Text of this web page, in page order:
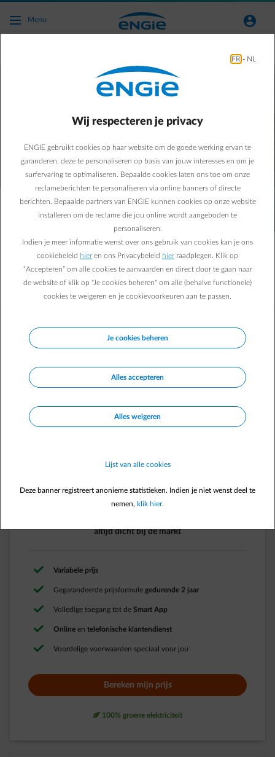
Ga naar de hoofdinhoud
Menu normal-account-circle
je ENGIE voordeel
Als werknemer van Knauf vinden we het belangrijk
dat je optimaal van je woningcomfort geniet.
Daarom kan je via dit platform een energiecontract
afsluiten met onzebeste promoties van ENGIE
Hou je Knauf kortingscode bij de handom toegang
te krijgen tot je voordelen!
Energie
altijd dicht bij de markt
Variabele prijs
Gegarandeerde prijsformule gedurende 2 jaar
Volledige toegang tot de Smart App​
Online en telefonische klantendienst
Voordelige voorwaarden speciaal voor jou
Bereken mijn prijs
leaf 100% groene elektriciteit
FR - NL
Wij respecteren je privacy
ENGIE gebruikt cookies op haar website om de goede werking ervan te
garanderen, deze te personaliseren op basis van jouw interesses en om je
surfervaring te optimaliseren. Bepaalde cookies laten ons toe om onze
reclameberichten te personaliseren via online banners of directe
berichten. Bepaalde partners van ENGIE kunnen cookies op onze website
installeren om de reclame die jou online wordt aangeboden te
personaliseren.
Indien je meer informatie wenst over ons gebruik van cookies kan je ons
cookiebeleid hier en ons Privacybeleid hier raadplegen. Klik op
“Accepteren” om alle cookies te aanvaarden en direct door te gaan naar
de website of klik op "Je cookies beheren" om alle (behalve functionele)
cookies te weigeren en je cookievoorkeuren aan te passen.
Je cookies beheren
Alles accepteren
Alles weigeren
Lijst van alle cookies
Deze banner registreert anonieme statistieken. Indien je niet wenst deel te
nemen, klik hier.